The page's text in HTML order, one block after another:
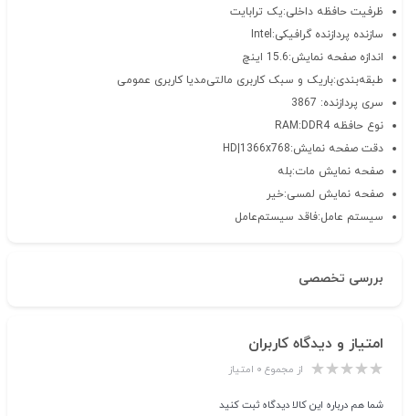
ظرفیت حافظه داخلی:یک ترابایت
سازنده پردازنده گرافیکی:Intel
اندازه صفحه نمایش:15.6 اینچ
طبقه‌بندی:باریک و سبک کاربری مالتی‌مدیا کاربری عمومی
سری پردازنده: 3867
نوع حافظه RAM:DDR4
دقت صفحه نمایش:HD|1366x768
صفحه نمایش مات:بله
صفحه نمایش لمسی:خیر
سیستم عامل:فاقد سیستم‌عامل
بررسی تخصصی
امتیاز و دیدگاه کاربران
از مجموع ۰ امتیاز
شما هم درباره این کالا دیدگاه ثبت کنید